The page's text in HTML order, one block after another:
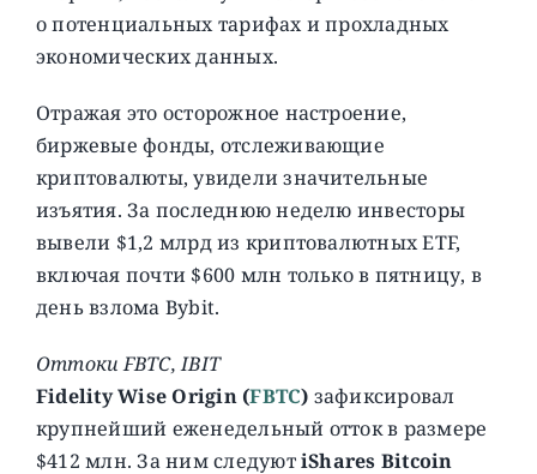
о потенциальных тарифах и прохладных
экономических данных.
Отражая это осторожное настроение,
биржевые фонды, отслеживающие
криптовалюты, увидели значительные
изъятия. За последнюю неделю инвесторы
вывели $1,2 млрд из криптовалютных ETF,
включая почти $600 млн только в пятницу, в
день взлома Bybit.
Оттоки FBTC, IBIT
Fidelity Wise Origin (FBTC) зафиксировал
крупнейший еженедельный отток в размере
$412 млн. За ним следуютiShares Bitcoin